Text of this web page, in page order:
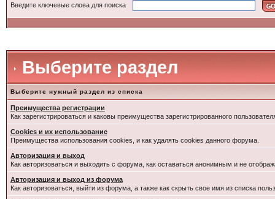
Введите ключевые слова для поиска
Выберите раздел
Выберите нужный раздел из списка
Преимущества регистрации
Как зарегистрироваться и каковы преимущества зарегистрированного
Cookies и их использование
Преимущества использования cookies, и как удалять cookies данного форума.
Авторизация и выход
Как авторизоваться и выходить с форума, как оставаться анонимным и не
Авторизация и выход из форума
Как авторизоваться, выйти из форума, а также как скрыть свое имя из списка